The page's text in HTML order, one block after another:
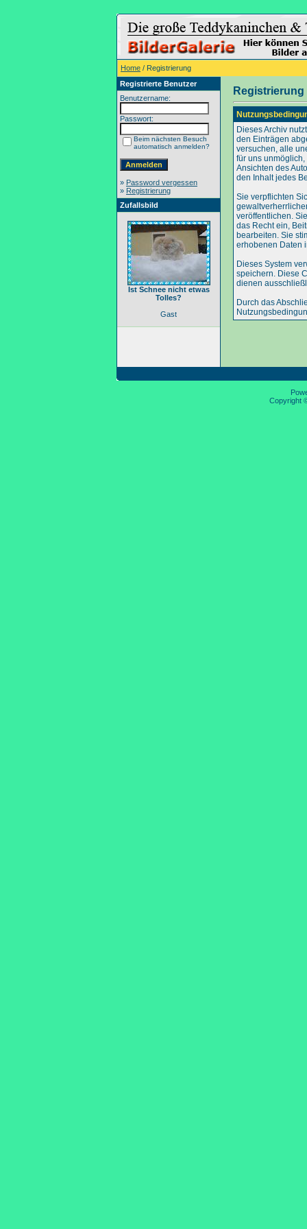
Home / Registrierung
Registrierte Benutzer
Benutzername:
Passwort:
Beim nächsten Besuch
automatisch anmelden?
» Password vergessen
» Registrierung
Zufallsbild
Ist Schnee nicht etwas
Tolles?
Gast
Registrierung
Dieses Archiv
den Einträgen
versuchen, alle
für uns
Ansichten des
den Inhalt jedes
Sie verpflichten
veröffentlichen.
das Recht ein,
bearbeiten. Sie
erhobenen Daten
Dieses System
speichern. Diese
dienen
Durch das
Copyright